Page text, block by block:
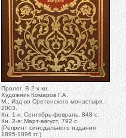
Пролог. В 2-х кн.
Художник Комаров Г.А.
М., Изд-во Сретенского монастыря,
2003.
Кн. 1-я: Сентябрь-февраль, 848 с.
Кн. 2-я: Март-август, 792 с.
(Репринт синодального издания
1895-1896 гг.)